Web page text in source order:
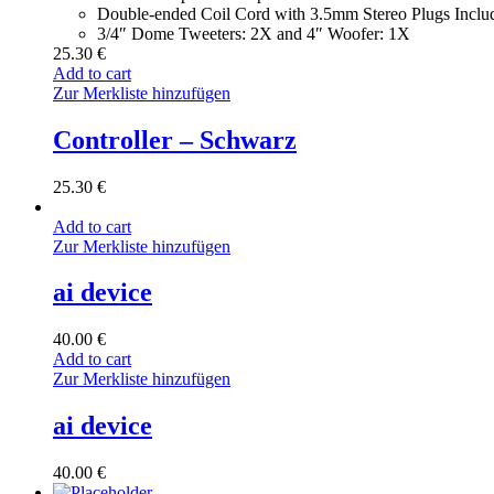
Double-ended Coil Cord with 3.5mm Stereo Plugs
3/4″ Dome Tweeters: 2X and 4″ Woofer: 1X
25.30 €
Add to cart
Zur Merkliste hinzufügen
Controller – Schwarz
25.30 €
Add to cart
Zur Merkliste hinzufügen
ai device
40.00 €
Add to cart
Zur Merkliste hinzufügen
ai device
40.00 €